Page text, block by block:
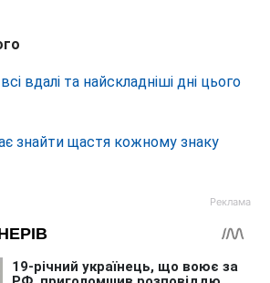
вдалі та найскладніші дні цього
знайти щастя кожному знаку